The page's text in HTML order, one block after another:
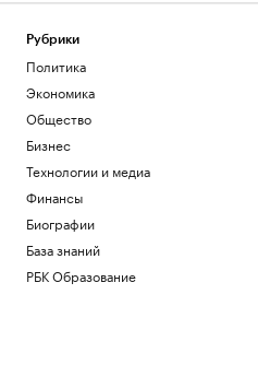
Рубрики
Политика
Экономика
Общество
Бизнес
Технологии и медиа
Финансы
Биографии
База знаний
РБК Образование